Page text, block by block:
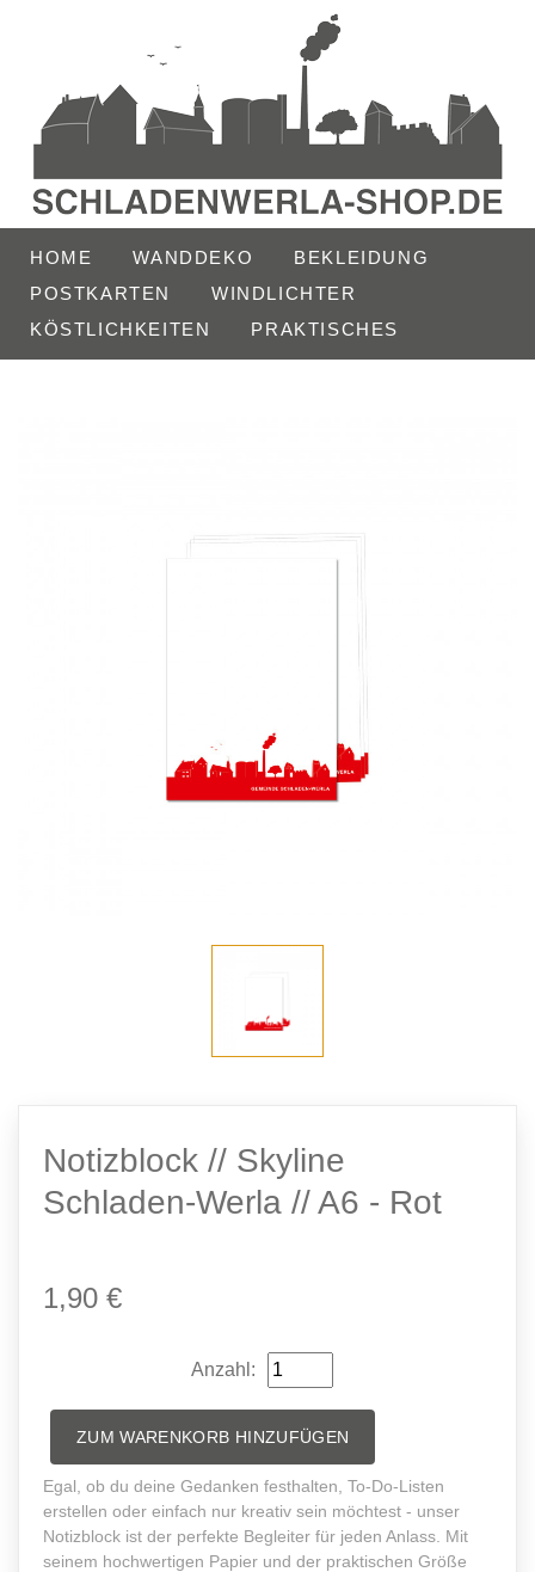
HOME WANDDEKO
BEKLEIDUNG
POSTKARTEN
WINDLICHTER
KÖSTLICHKEITEN
PRAKTISCHES
Notizblock // Skyline
Schladen-Werla // A6 - Rot
1,90 €
Anzahl:
ZUM WARENKORB HINZUFÜGEN
Egal, ob du deine Gedanken festhalten, To-Do-Listen
erstellen oder einfach nur kreativ sein möchtest - unser
Notizblock ist der perfekte Begleiter für jeden Anlass. Mit
seinem hochwertigen Papier und der praktischen Größe